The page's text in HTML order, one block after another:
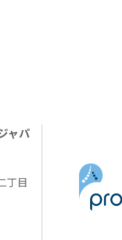
ャパ
丁目